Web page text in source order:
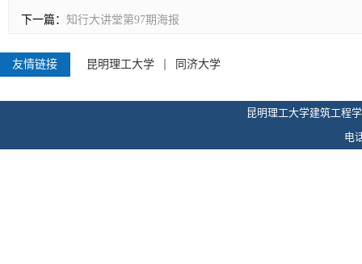
下一篇： 知行大讲堂第97期海报
友情链接 昆明理工大学 同济大学
昆明理工大学建筑工程
电